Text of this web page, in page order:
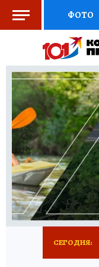
ФОТО
СЕГОДНЯ: